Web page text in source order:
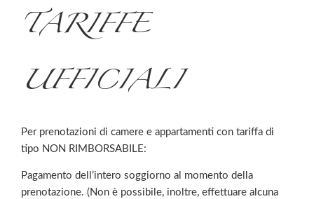
TARIFFE
UFFICIALI
Per prenotazioni di camere e appartamenti con tariffa di
tipo NON RIMBORSABILE:
Pagamento dell’intero soggiorno al momento della
prenotazione​. (Non è possibile, inoltre, effettuare alcuna